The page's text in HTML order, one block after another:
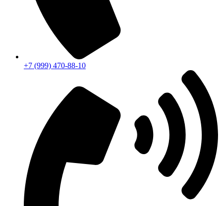
+7 (999) 470-88-10